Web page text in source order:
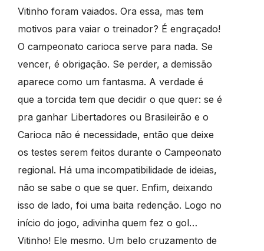
Vitinho foram vaiados. Ora essa, mas tem
motivos para vaiar o treinador? É engraçado!
O campeonato carioca serve para nada. Se
vencer, é obrigação. Se perder, a demissão
aparece como um fantasma. A verdade é
que a torcida tem que decidir o que quer: se é
pra ganhar Libertadores ou Brasileirão e o
Carioca não é necessidade, então que deixe
os testes serem feitos durante o Campeonato
regional. Há uma incompatibilidade de ideias,
não se sabe o que se quer. Enfim, deixando
isso de lado, foi uma baita redenção. Logo no
início do jogo, adivinha quem fez o gol…
Vitinho! Ele mesmo. Um belo cruzamento de